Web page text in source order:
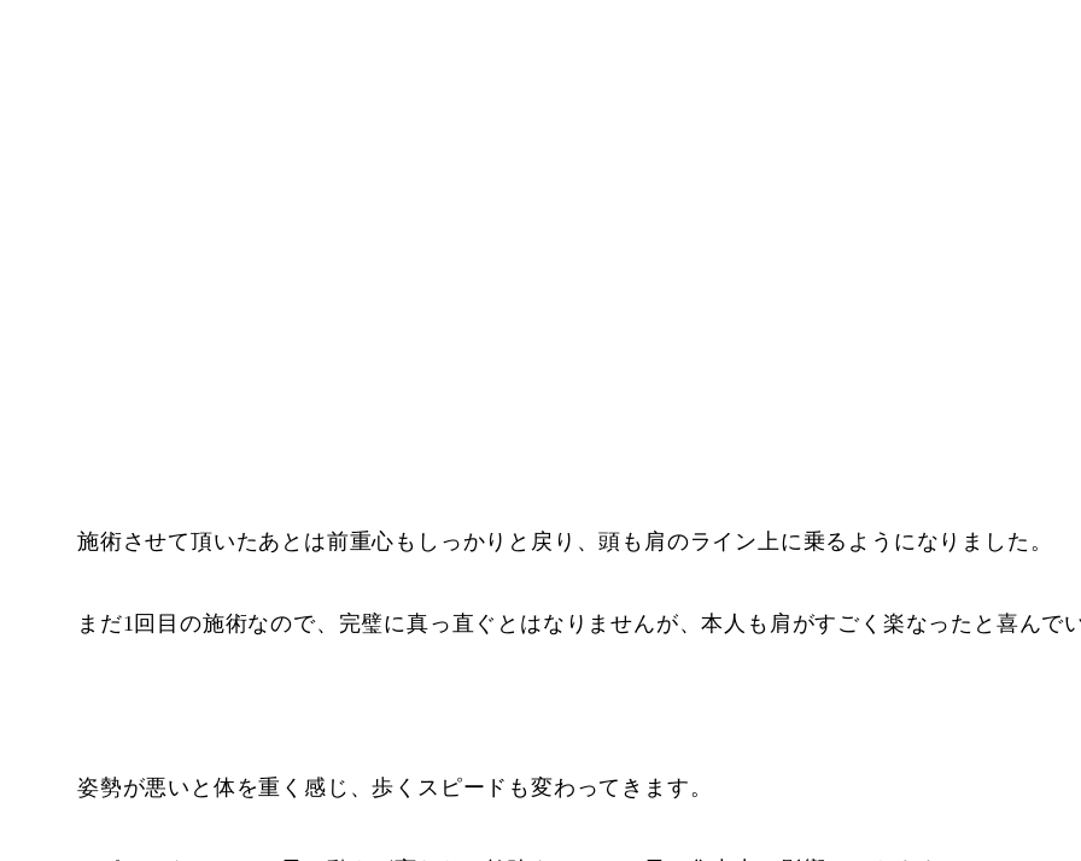
施術させて頂いたあとは前重心もしっかりと戻り、頭も肩のライン上に乗るようになりました。
まだ1回目の施術なので、完璧に真っ直ぐとはなりませんが、本人も肩がすごく楽なったと喜んで
姿勢が悪いと体を重く感じ、歩くスピードも変わってきます。